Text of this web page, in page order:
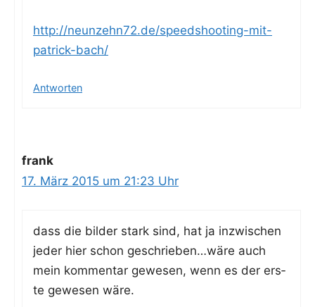
http://neunzehn72.de/speedshooting-mit-
patrick-bach/
Antworten
frank
17. März 2015 um 21:23 Uhr
dass die bil­der stark sind, hat ja inzwi­schen
jeder hier schon geschrieben…wäre auch
mein kom­men­tar gewe­sen, wenn es der ers­
te gewe­sen wäre.